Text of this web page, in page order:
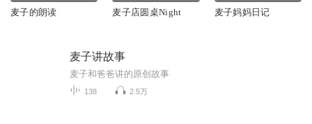
麦子的朗读 麦子店圆桌Night 麦子妈妈日记
麦子讲故事
麦子和爸爸讲的原创故事
138 2.5万